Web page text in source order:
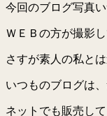
今回のブログ写真
ＷＥＢの方が撮影
さすが素人の私と
いつものブログは
ネットでも販売し